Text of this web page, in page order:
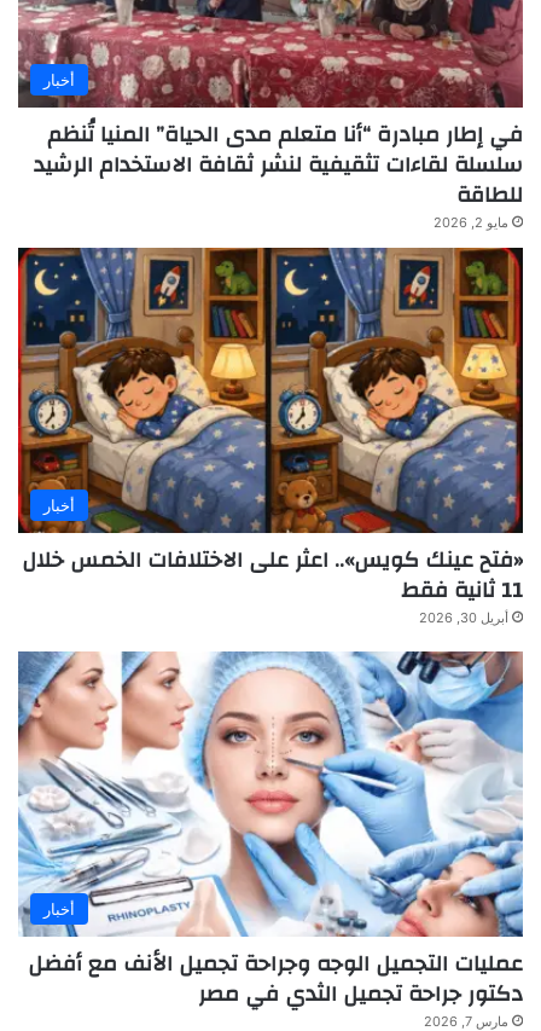
أخبار
في إطار مبادرة “أنا متعلم مدى الحياة” المنيا تُنظم
سلسلة لقاءات تثقيفية لنشر ثقافة الاستخدام الرشيد
للطاقة
مايو 2, 2026
أخبار
«فتح عينك كويس».. اعثر على الاختلافات الخمس خلال
11 ثانية فقط
أبريل 30, 2026
أخبار
عمليات التجميل الوجه وجراحة تجميل الأنف مع أفضل
دكتور جراحة تجميل الثدي في مصر
مارس 7, 2026